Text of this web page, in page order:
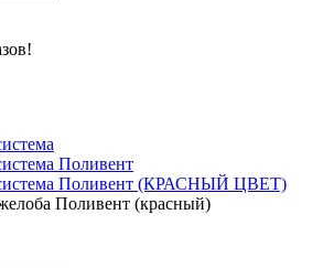
Поливент
система Поливент (КРАСНЫЙ ЦВЕТ)
Поливент (красный)